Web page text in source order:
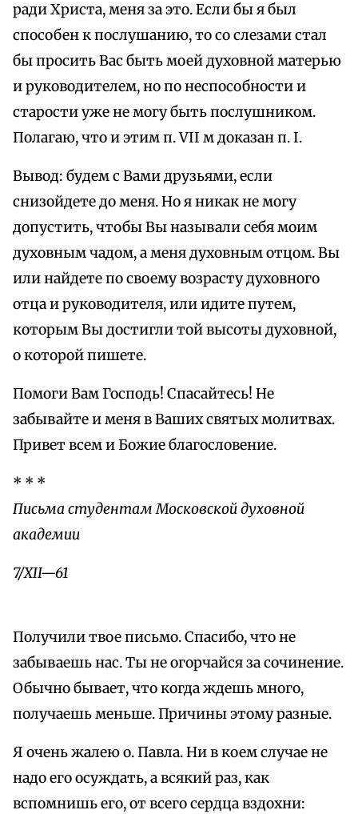
ради Христа, меня за это. Если бы я был
способен к послушанию, то со слезами стал
бы просить Вас быть моей духовной матерью
и руководителем, но по неспособности и
старости уже не могу быть послушником.
Полагаю, что и этим п. VII м доказан п. I.
Вывод: будем с Вами друзьями, если
снизойдете до меня. Но я никак не могу
допустить, чтобы Вы называли себя моим
духовным чадом, а меня духовным отцом. Вы
или найдете по своему возрасту духовного
отца и руководителя, или идите путем,
которым Вы достигли той высоты духовной,
о которой пишете.
Помоги Вам Господь! Спасайтесь! Не
забывайте и меня в Ваших святых молитвах.
Привет всем и Божие благословение.
* * *
Письма студентам Московской духовной
академии
7/XII—61
Получили твое письмо. Спасибо, что не
забываешь нас. Ты не огорчайся за сочинение.
Обычно бывает, что когда ждешь много,
получаешь меньше. Причины этому разные.
Я очень жалею о. Павла. Ни в коем случае не
надо его осуждать, а всякий раз, как
вспомнишь его, от всего сердца вздохни: